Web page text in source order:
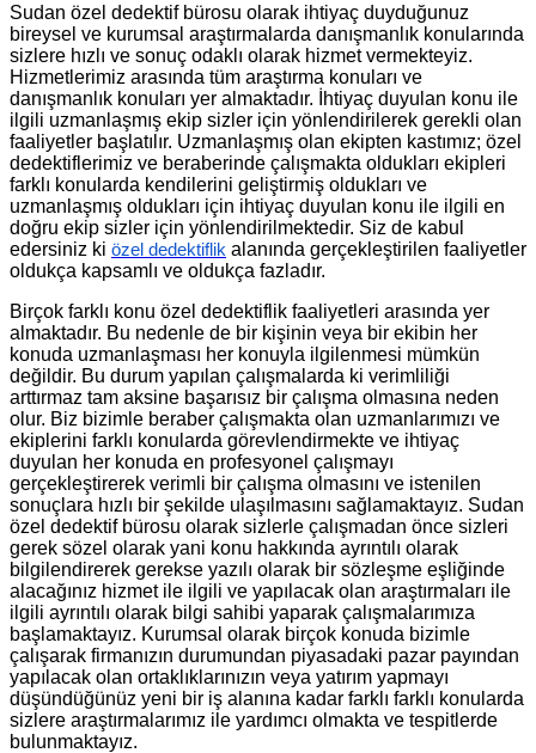
Sudan özel dedektif bürosu olarak ihtiyaç duyduğunuz
bireysel ve kurumsal araştırmalarda danışmanlık konularında
sizlere hızlı ve sonuç odaklı olarak hizmet vermekteyiz.
Hizmetlerimiz arasında tüm araştırma konuları ve
danışmanlık konuları yer almaktadır. İhtiyaç duyulan konu ile
ilgili uzmanlaşmış ekip sizler için yönlendirilerek gerekli olan
faaliyetler başlatılır. Uzmanlaşmış olan ekipten kastımız; özel
dedektiflerimiz ve beraberinde çalışmakta oldukları ekipleri
farklı konularda kendilerini geliştirmiş oldukları ve
uzmanlaşmış oldukları için ihtiyaç duyulan konu ile ilgili en
doğru ekip sizler için yönlendirilmektedir. Siz de kabul
edersiniz ki özel dedektiflik alanında gerçekleştirilen faaliyetler
oldukça kapsamlı ve oldukça fazladır.
Birçok farklı konu özel dedektiflik faaliyetleri arasında yer
almaktadır. Bu nedenle de bir kişinin veya bir ekibin her
konuda uzmanlaşması her konuyla ilgilenmesi mümkün
değildir. Bu durum yapılan çalışmalarda ki verimliliği
arttırmaz tam aksine başarısız bir çalışma olmasına neden
olur. Biz bizimle beraber çalışmakta olan uzmanlarımızı ve
ekiplerini farklı konularda görevlendirmekte ve ihtiyaç
duyulan her konuda en profesyonel çalışmayı
gerçekleştirerek verimli bir çalışma olmasını ve istenilen
sonuçlara hızlı bir şekilde ulaşılmasını sağlamaktayız. Sudan
özel dedektif bürosu olarak sizlerle çalışmadan önce sizleri
gerek sözel olarak yani konu hakkında ayrıntılı olarak
bilgilendirerek gerekse yazılı olarak bir sözleşme eşliğinde
alacağınız hizmet ile ilgili ve yapılacak olan araştırmaları ile
ilgili ayrıntılı olarak bilgi sahibi yaparak çalışmalarımıza
başlamaktayız. Kurumsal olarak birçok konuda bizimle
çalışarak firmanızın durumundan piyasadaki pazar payından
yapılacak olan ortaklıklarınızın veya yatırım yapmayı
düşündüğünüz yeni bir iş alanına kadar farklı farklı konularda
sizlere araştırmalarımız ile yardımcı olmakta ve tespitlerde
bulunmaktayız.